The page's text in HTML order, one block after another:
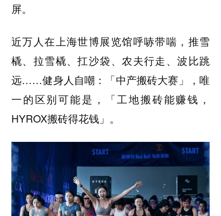
屏。
近万人在上海世博展览馆呼哧带喘，推雪
橇、拉雪橇、扛沙袋、农夫行走、波比跳
远……健身人自嘲：「中产搬砖大赛」，唯
一的区别可能是，「工地搬砖能赚钱，
HYROX搬砖得花钱」。